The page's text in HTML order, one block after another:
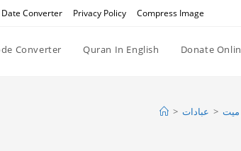
Converter Privacy Policy Compress Image
Converter Quran In English Donate
> عبادات > میت